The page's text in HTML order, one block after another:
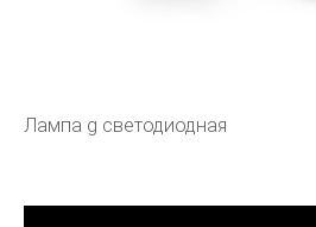
Лампа g светодиодная